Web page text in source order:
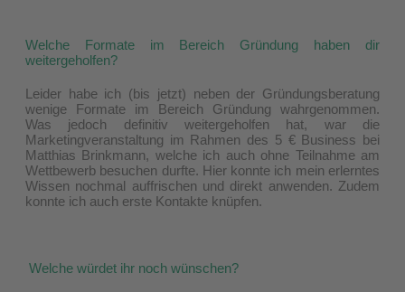
Welche Formate im Bereich Gründung haben dir
weitergeholfen?
Leider habe ich (bis jetzt) neben der Gründungsberatung
wenige Formate im Bereich Gründung wahrgenommen.
Was jedoch definitiv weitergeholfen hat, war die
Marketingveranstaltung im Rahmen des 5 € Business bei
Matthias Brinkmann, welche ich auch ohne Teilnahme am
Wettbewerb besuchen durfte. Hier konnte ich mein erlerntes
Wissen nochmal auffrischen und direkt anwenden. Zudem
konnte ich auch erste Kontakte knüpfen.
Welche würdet ihr noch wünschen?